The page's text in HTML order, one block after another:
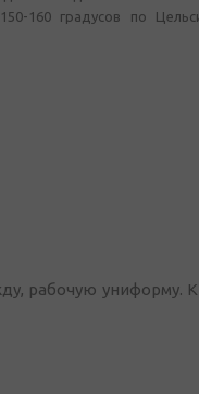
160 градусов по
рабочую униформу.